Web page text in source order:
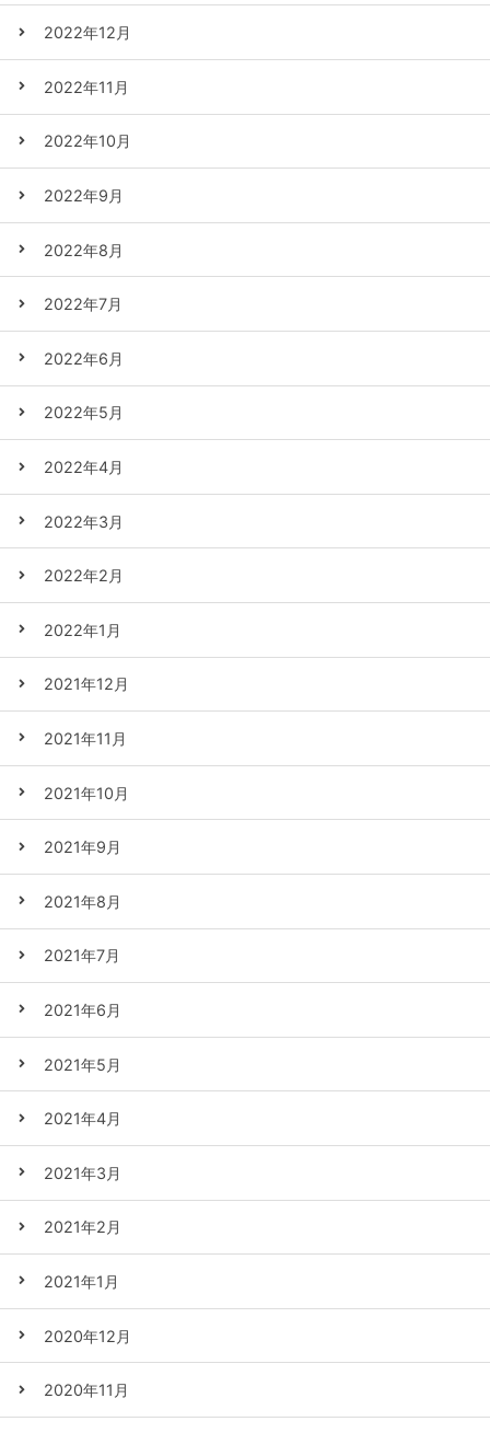
2022年12月
2022年11月
2022年10月
2022年9月
2022年8月
2022年7月
2022年6月
2022年5月
2022年4月
2022年3月
2022年2月
2022年1月
2021年12月
2021年11月
2021年10月
2021年9月
2021年8月
2021年7月
2021年6月
2021年5月
2021年4月
2021年3月
2021年2月
2021年1月
2020年12月
2020年11月